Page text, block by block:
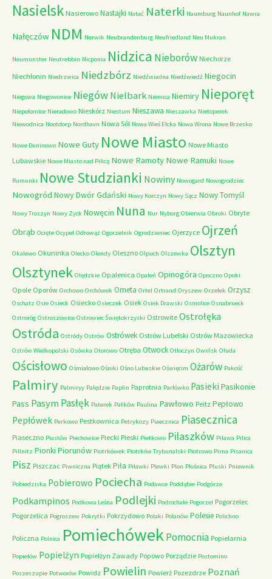
Nasielsk Nasierowo Nastajki Natać Naterki Naumburg Naunhof Nawra
Nałęczów NDM Nerwik Neubrandenburg Neufriedland Neu Mukran
Neumunster Neutrebbin Nicponia Nidzica Nieborów Niechorze
Niechłonin Niedrzwica Niedzbórz Niedźwiadna Niedźwiedź Niegocin
Niegowa Niegowonice Niegów Nielbark Niemica Niemiry Nieporęt
Niepołomice Nieradowo Nieskórz Niestum Nieszawa Nieszawka Nietoperek
Niewodnica Nootdorp Nordhavn Nowa Sól Nowa Wieś Ełcka Nowa Wrona Nowe Brzesko
Nowe Duninowo Nowe Guty Nowe Miasto Nowe Miasto
Lubawskie Nowe Miasto nad Pilicą Nowe Ramoty Nowe Ramuki Nowe
Rumunki Nowe Studzianki Nowiny Nowogard Nowogrodziec
Nowogród Nowy Dwór Gdański Nowy Korczyn Nowy Sącz Nowy Tomyśl
Nowy Troszyn Nowy Zyck Nowęcin Nuna Nur Nyborg Obierwia Obroki Obryte
Obrąb Ocięte Ocypel Odrowąż Ogorzelnik Ogrodzieniec Ojerzyce Ojrzeń
Okalewo Okuninka Olecko Olendy Oleszno Olpuch Olszewka Olsztyn
Olsztynek Olędzkie Opalenica Opaleń Opinogóra Opoczno Opoki
Opole Oporów Orchowo Orchówek Orneta Ortel Ortrand Oryszew Orzełek Orzysz
Oschatz Osie Osieck Osiecko Osieczek Osiek Osiek Drawski Osmolice Osnabrueck
Ostroróg Ostroszowice Ostrowiec Świętokrzyski Ostrowite Ostrołęka
Ostróda Ostródy Ostrów Ostrówek Ostrów Lubelski Ostrów Mazowiecka
Ostrów Wielkopolski Osówka Otorowo Otręba Otwock Otłoczyn Owińsk Ołuda
Ościsłowo Ośmiałowo Ośniki Ośno Lubuskie Oświęcim Ożarów Pakość
Palmiry Palmiryy Palędzie Paplin Paprotnia Parłówko Pasieki Pasikonie
Pass PasymPasłęk Paterek Patków Paulina Pawłowo Peitz Pepłowo
Pepłówek Perkowo Pestkownica Petrykozy Piaecznica Piasecznica
Piaseczno Piastów Piechowice Piecki Pieski Pietkowo Pilaszków Pilawa Pilica
Pillnitz Pionki Piorunów Piotrkówek Piotrków Trybunalski Piotrowo Pirna Pisanica
Pisz Piszczac Piwniczna Piątek Piła Piławki Plewki Plon Plośnica Pluski Pniewnik
Pobiedziska Pobierowo Pociecha Podawce Poddąbie Podgórze
Podkampinos Podkowa Leśna Podlejki Podrochale Pogorzel Pogorzelec
Pogorzelica Pogroszew Pokrytki Pokrzydowo Polaki Polanów Polesie Polichno
Policzna Polnica PomiechówekPomocnia Popielarnia
Popielów Popielżyn Popielżyn Zawady Popowo Porządzie Postomino
Poszeszupie Potworów Powidz Powielin Powierż Pozezdrze Poznań